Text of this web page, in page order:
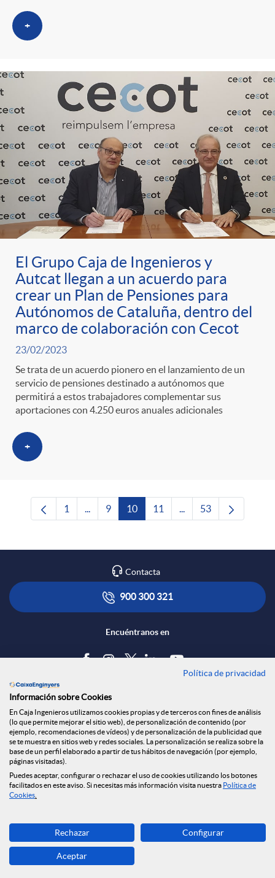
+
El Grupo Caja de Ingenieros y
Autcat llegan a un acuerdo para
crear un Plan de Pensiones para
Autónomos de Cataluña, dentro del
marco de colaboración con Cecot
23/02/2023
Se trata de un acuerdo pionero en el lanzamiento de un
servicio de pensiones destinado a autónomos que
permitirá a estos trabajadores complementar sus
aportaciones con 4.250 euros anuales adicionales
+
Página
1 ...Páginas intermedias Use TAB para
Página
9 Página
10 Página
11 ...Páginas intermedias
Página
53
Contacta
900 300 321
Encuéntranos en
Tablón de anuncios
Política de cookies
Aviso legal
Seguridad Online
Privacidad
Canal denuncias
Descarga ahora
Banca MOBILE
© Grupo Caja Ingenieros 2026
Política de privacidad
Información sobre Cookies
En Caja Ingenieros utilizamos cookies propias y de terceros con fines de análisis
(lo que permite mejorar el sitio web), de personalización de contenido (por
ejemplo, recomendaciones de vídeos) y de personalización de la publicidad que
se te muestra en sitios web y redes sociales. La personalización se realiza sobre la
base de un perfil elaborado a partir de tus hábitos de navegación (por ejemplo,
páginas visitadas).
Puedes aceptar, configurar o rechazar el uso de cookies utilizando los botones
facilitados en este aviso. Si necesitas más información visita nuestra Política de
Cookies
Rechazar Configurar
Aceptar